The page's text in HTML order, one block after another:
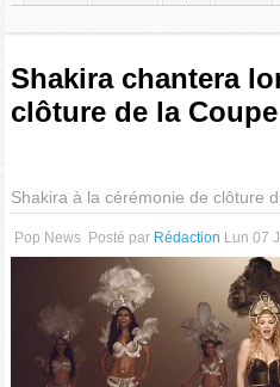
Shakira chantera
clôture de la
Shakira à la cérémonie de clôture
Pop News Posté par Rédaction Lun 07